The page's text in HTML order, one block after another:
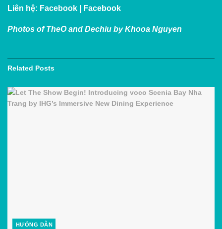
Liên hệ: Facebook Facebook
Photos of TheO and Dechiu by Khooa Nguyen
Related Posts
HƯỚNG DẪN